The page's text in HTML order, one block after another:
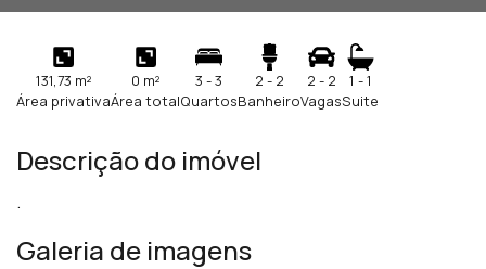
131,73 m²
Área privativa
0 m²
Área total
3 - 3
Quartos
2 - 2
Banheiro
2 - 2
Vagas
1 - 1
Suite
Descrição do imóvel
.
Galeria de imagens